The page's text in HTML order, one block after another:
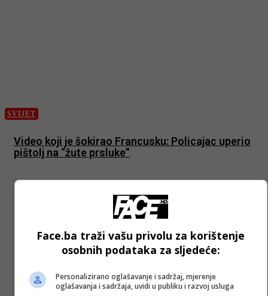
SVIJET
Video koji je šokirao Francusku: Policajac uperio
pištolj na “žute prsluke”
Face.ba traži vašu privolu za korištenje
osobnih podataka za sljedeće:
Personalizirano oglašavanje i sadržaj, mjerenje
oglašavanja i sadržaja, uvidi u publiku i razvoj usluga